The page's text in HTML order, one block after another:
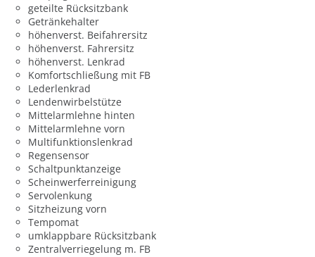
geteilte Rücksitzbank
Getränkehalter
höhenverst. Beifahrersitz
höhenverst. Fahrersitz
höhenverst. Lenkrad
Komfortschließung mit FB
Lederlenkrad
Lendenwirbelstütze
Mittelarmlehne hinten
Mittelarmlehne vorn
Multifunktionslenkrad
Regensensor
Schaltpunktanzeige
Scheinwerferreinigung
Servolenkung
Sitzheizung vorn
Tempomat
umklappbare Rücksitzbank
Zentralverriegelung m. FB